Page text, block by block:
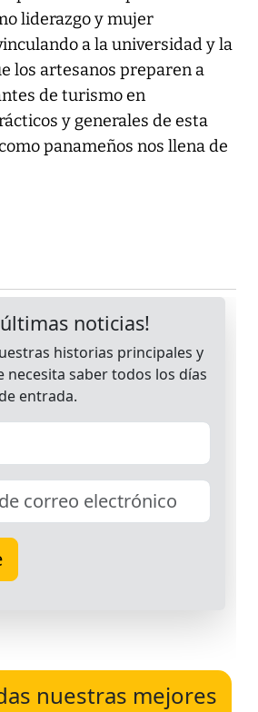
liderazgo y mujer
a la universidad y la
los artesanos preparen a
de turismo en
y generales de esta
panameños nos llena de
nuestras mejores